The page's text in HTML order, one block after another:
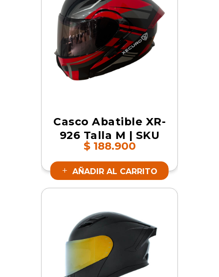
Casco Abatible XR-
926 Talla M | SKU
17786
$188.900
AÑADIR AL CARRITO